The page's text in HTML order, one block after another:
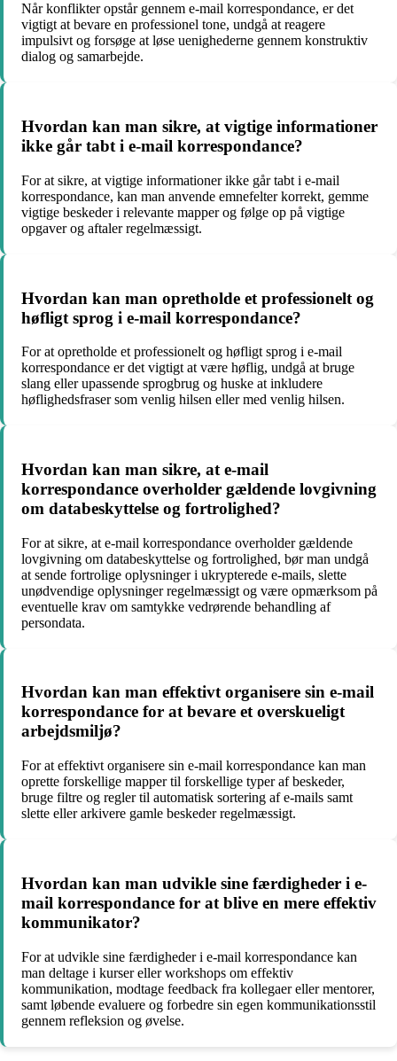
Når konflikter opstår gennem e-mail korrespondance, er det
vigtigt at bevare en professionel tone, undgå at reagere
impulsivt og forsøge at løse uenighederne gennem konstruktiv
dialog og samarbejde.
Hvordan kan man sikre, at vigtige informationer
ikke går tabt i e-mail korrespondance?
For at sikre, at vigtige informationer ikke går tabt i e-mail
korrespondance, kan man anvende emnefelter korrekt, gemme
vigtige beskeder i relevante mapper og følge op på vigtige
opgaver og aftaler regelmæssigt.
Hvordan kan man opretholde et professionelt og
høfligt sprog i e-mail korrespondance?
For at opretholde et professionelt og høfligt sprog i e-mail
korrespondance er det vigtigt at være høflig, undgå at bruge
slang eller upassende sprogbrug og huske at inkludere
høflighedsfraser som venlig hilsen eller med venlig hilsen.
Hvordan kan man sikre, at e-mail
korrespondance overholder gældende lovgivning
om databeskyttelse og fortrolighed?
For at sikre, at e-mail korrespondance overholder gældende
lovgivning om databeskyttelse og fortrolighed, bør man undgå
at sende fortrolige oplysninger i ukrypterede e-mails, slette
unødvendige oplysninger regelmæssigt og være opmærksom på
eventuelle krav om samtykke vedrørende behandling af
persondata.
Hvordan kan man effektivt organisere sin e-mail
korrespondance for at bevare et overskueligt
arbejdsmiljø?
For at effektivt organisere sin e-mail korrespondance kan man
oprette forskellige mapper til forskellige typer af beskeder,
bruge filtre og regler til automatisk sortering af e-mails samt
slette eller arkivere gamle beskeder regelmæssigt.
Hvordan kan man udvikle sine færdigheder i e-
mail korrespondance for at blive en mere effektiv
kommunikator?
For at udvikle sine færdigheder i e-mail korrespondance kan
man deltage i kurser eller workshops om effektiv
kommunikation, modtage feedback fra kollegaer eller mentorer,
samt løbende evaluere og forbedre sin egen kommunikationsstil
gennem refleksion og øvelse.